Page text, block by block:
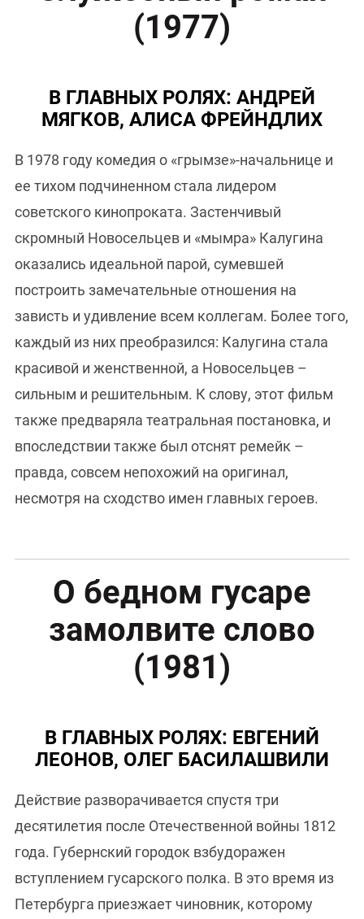
(1977)
В ГЛАВНЫХ РОЛЯХ: АНДРЕЙ
МЯГКОВ, АЛИСА ФРЕЙНДЛИХ
В 1978 году комедия о «грымзе»-начальнице и
ее тихом подчиненном стала лидером
советского кинопроката. Застенчивый
скромный Новосельцев и «мымра» Калугина
оказались идеальной парой, сумевшей
построить замечательные отношения на
зависть и удивление всем коллегам. Более того,
каждый из них преобразился: Калугина стала
красивой и женственной, а Новосельцев –
сильным и решительным. К слову, этот фильм
также предваряла театральная постановка, и
впоследствии также был отснят ремейк –
правда, совсем непохожий на оригинал,
несмотря на сходство имен главных героев.
О бедном гусаре
замолвите слово
(1981)
В ГЛАВНЫХ РОЛЯХ: ЕВГЕНИЙ
ЛЕОНОВ, ОЛЕГ БАСИЛАШВИЛИ
Действие разворачивается спустя три
десятилетия после Отечественной войны 1812
года. Губернский городок взбудоражен
вступлением гусарского полка. В это время из
Петербурга приезжает чиновник, которому